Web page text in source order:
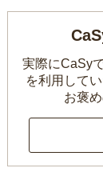
実際にCaSy
を利用して
お褒